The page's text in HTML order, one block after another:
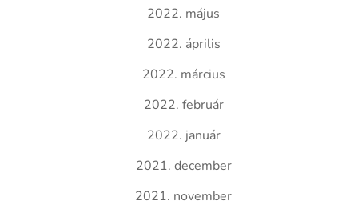
2022. május
2022. április
2022. március
2022. február
2022. január
2021. december
2021. november